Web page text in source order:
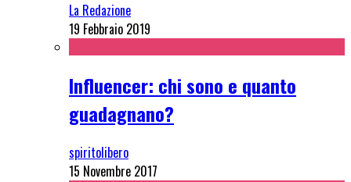
La Redazione
19 Febbraio 2019
Influencer: chi sono e quanto
guadagnano?
spiritolibero
15 Novembre 2017